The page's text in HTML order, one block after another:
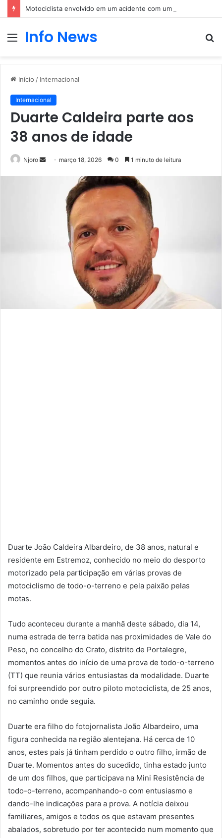
Motociclista envolvido em um acidente com um carro
Menu
Info News
Início / Internacional
Internacional
Duarte Caldeira parte aos
38 anos de idade
Njoro
Mandemarço 18, 2026 0 1 minuto de leitura
Duarte João Caldeira Albardeiro, de 38 anos, natural e
residente em Estremoz, conhecido no meio do desporto
motorizado pela participação em várias provas de
motociclismo de todo-o-terreno e pela paixão pelas
motas.
Tudo aconteceu durante a manhã deste sábado, dia 14,
numa estrada de terra batida nas proximidades de Vale do
Peso, no concelho do Crato, distrito de Portalegre,
momentos antes do início de uma prova de todo-o-terreno
(TT) que reunia vários entusiastas da modalidade. Duarte
foi surpreendido por outro piloto motociclista, de 25 anos,
no caminho onde seguia.
Duarte era filho do fotojornalista João Albardeiro, uma
figura conhecida na região alentejana. Há cerca de 10
anos, estes pais já tinham perdido o outro filho, irmão de
Duarte. Momentos antes do sucedido, tinha estado junto
de um dos filhos, que participava na Mini Resistência de
todo-o-terreno, acompanhando-o com entusiasmo e
dando-lhe indicações para a prova. A notícia deixou
familiares, amigos e todos os que estavam presentes
abalados, sobretudo por ter acontecido num momento que